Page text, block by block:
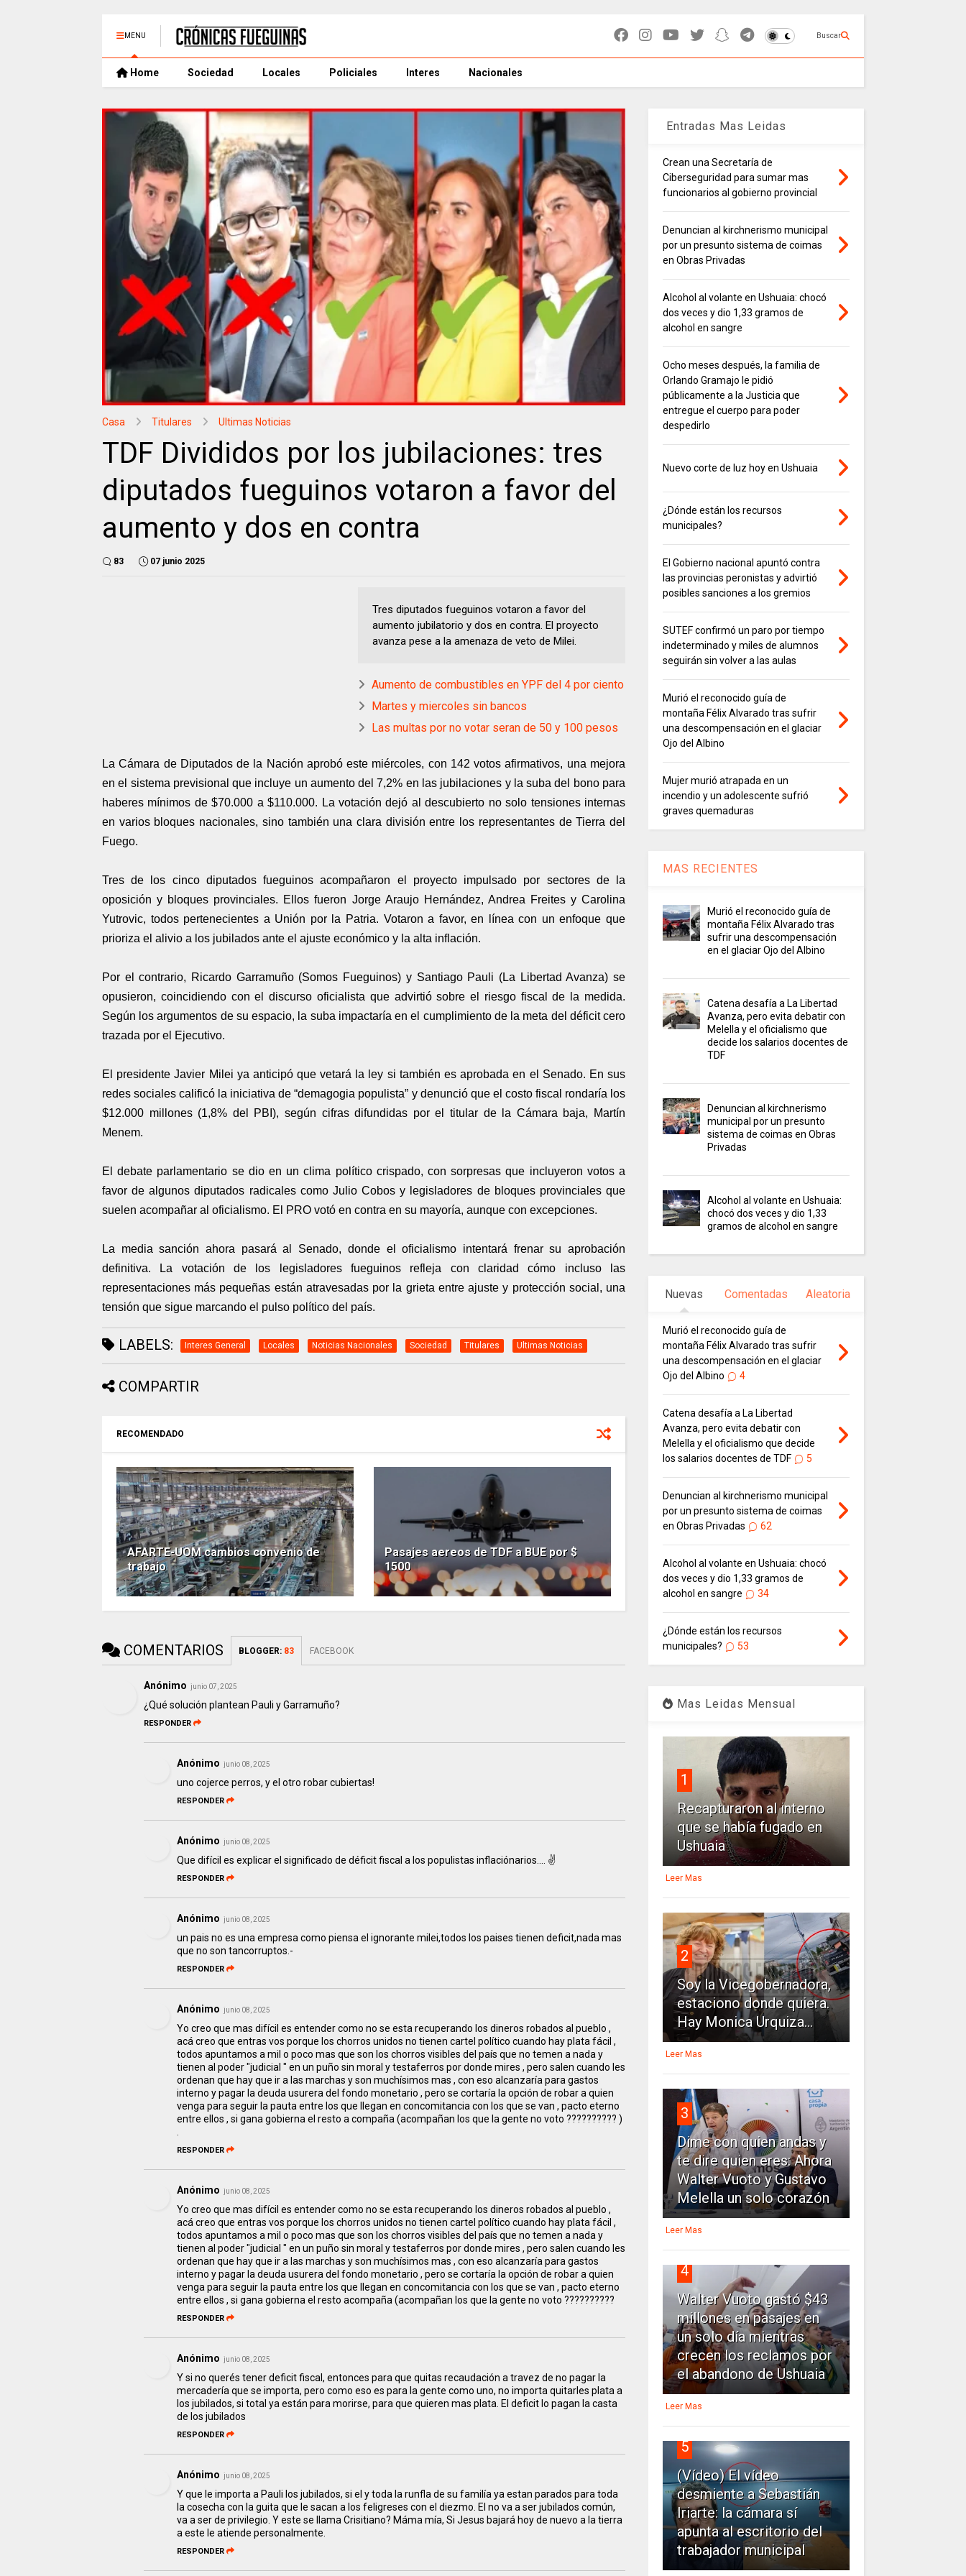
MENU Buscar
Home Sociedad Locales Policiales Interes Nacionales
Casa Titulares Ultimas Noticias
TDF Divididos por los jubilaciones: tres
diputados fueguinos votaron a favor del
aumento y dos en contra
83 07 junio 2025
Tres diputados fueguinos votaron a favor del
aumento jubilatorio y dos en contra. El proyecto
avanza pese a la amenaza de veto de Milei.
Aumento de combustibles en YPF del 4 por ciento
Martes y miercoles sin bancos
Las multas por no votar seran de 50 y 100 pesos
La Cámara de Diputados de la Nación aprobó este miércoles, con 142 votos afirmativos, una mejora
en el sistema previsional que incluye un aumento del 7,2% en las jubilaciones y la suba del bono para
haberes mínimos de $70.000 a $110.000. La votación dejó al descubierto no solo tensiones internas
en varios bloques nacionales, sino también una clara división entre los representantes de Tierra del
Fuego.
Tres de los cinco diputados fueguinos acompañaron el proyecto impulsado por sectores de la
oposición y bloques provinciales. Ellos fueron Jorge Araujo Hernández, Andrea Freites y Carolina
Yutrovic, todos pertenecientes a Unión por la Patria. Votaron a favor, en línea con un enfoque que
prioriza el alivio a los jubilados ante el ajuste económico y la alta inflación.
Por el contrario, Ricardo Garramuño (Somos Fueguinos) y Santiago Pauli (La Libertad Avanza) se
opusieron, coincidiendo con el discurso oficialista que advirtió sobre el riesgo fiscal de la medida.
Según los argumentos de su espacio, la suba impactaría en el cumplimiento de la meta del déficit cero
trazada por el Ejecutivo.
El presidente Javier Milei ya anticipó que vetará la ley si también es aprobada en el Senado. En sus
redes sociales calificó la iniciativa de “demagogia populista” y denunció que el costo fiscal rondaría los
$12.000 millones (1,8% del PBI), según cifras difundidas por el titular de la Cámara baja, Martín
Menem.
El debate parlamentario se dio en un clima político crispado, con sorpresas que incluyeron votos a
favor de algunos diputados radicales como Julio Cobos y legisladores de bloques provinciales que
suelen acompañar al oficialismo. El PRO votó en contra en su mayoría, aunque con excepciones.
La media sanción ahora pasará al Senado, donde el oficialismo intentará frenar su aprobación
definitiva. La votación de los legisladores fueguinos refleja con claridad cómo incluso las
representaciones más pequeñas están atravesadas por la grieta entre ajuste y protección social, una
tensión que sigue marcando el pulso político del país.
LABELS: Interes General Locales Noticias Nacionales Sociedad Titulares Ultimas Noticias
COMPARTIR
RECOMENDADO
AFARTE-UOM cambios convenio de
trabajo
Pasajes aereos de TDF a BUE por $
1500
COMENTARIOS BLOGGER: 83 FACEBOOK
Anónimo junio 07, 2025
¿Qué solución plantean Pauli y Garramuño?
RESPONDER
Anónimo junio 08, 2025
uno cojerce perros, y el otro robar cubiertas!
RESPONDER
Anónimo junio 08, 2025
Que difícil es explicar el significado de déficit fiscal a los populistas inflaciónarios.... ✌️
RESPONDER
Anónimo junio 08, 2025
un pais no es una empresa como piensa el ignorante milei,todos los paises tienen deficit,nada mas
que no son tancorruptos.-
RESPONDER
Anónimo junio 08, 2025
Yo creo que mas difícil es entender como no se esta recuperando los dineros robados al pueblo ,
acá creo que entras vos porque los chorros unidos no tienen cartel político cuando hay plata fácil ,
todos apuntamos a mil o poco mas que son los chorros visibles del país que no temen a nada y
tienen al poder "judicial " en un puño sin moral y testaferros por donde mires , pero salen cuando les
ordenan que hay que ir a las marchas y son muchísimos mas , con eso alcanzaría para gastos
interno y pagar la deuda usurera del fondo monetario , pero se cortaría la opción de robar a quien
venga para seguir la pauta entre los que llegan en concomitancia con los que se van , pacto eterno
entre ellos , si gana gobierna el resto a compaña (acompañan los que la gente no voto ?????????? )
RESPONDER
Anónimo junio 08, 2025
Yo creo que mas difícil es entender como no se esta recuperando los dineros robados al pueblo ,
acá creo que entras vos porque los chorros unidos no tienen cartel político cuando hay plata fácil ,
todos apuntamos a mil o poco mas que son los chorros visibles del país que no temen a nada y
tienen al poder "judicial " en un puño sin moral y testaferros por donde mires , pero salen cuando les
ordenan que hay que ir a las marchas y son muchísimos mas , con eso alcanzaría para gastos
interno y pagar la deuda usurera del fondo monetario , pero se cortaría la opción de robar a quien
venga para seguir la pauta entre los que llegan en concomitancia con los que se van , pacto eterno
entre ellos , si gana gobierna el resto acompaña (acompañan los que la gente no voto ??????????
RESPONDER
Anónimo junio 08, 2025
Y si no querés tener deficit fiscal, entonces para que quitas recaudación a travez de no pagar la
mercadería que se importa, pero como eso es para la gente como uno, no importa quitarles plata a
los jubilados, si total ya están para morirse, para que quieren mas plata. El deficit lo pagan la casta
de los jubilados
RESPONDER
Anónimo junio 08, 2025
Y que le importa a Pauli los jubilados, si el y toda la runfla de su familía ya estan parados para toda
la cosecha con la guita que le sacan a los feligreses con el diezmo. El no va a ser jubilados común,
va a ser de privilegio. Y este se llama Crisitiano? Máma mía, Si Jesus bajará hoy de nuevo a la tierra
a este le atiende personalmente.
RESPONDER
Entradas Mas Leidas
Crean una Secretaría de
Ciberseguridad para sumar mas
funcionarios al gobierno provincial
Denuncian al kirchnerismo municipal
por un presunto sistema de coimas
en Obras Privadas
Alcohol al volante en Ushuaia: chocó
dos veces y dio 1,33 gramos de
alcohol en sangre
Ocho meses después, la familia de
Orlando Gramajo le pidió
públicamente a la Justicia que
entregue el cuerpo para poder
despedirlo
Nuevo corte de luz hoy en Ushuaia
¿Dónde están los recursos
municipales?
El Gobierno nacional apuntó contra
las provincias peronistas y advirtió
posibles sanciones a los gremios
SUTEF confirmó un paro por tiempo
indeterminado y miles de alumnos
seguirán sin volver a las aulas
Murió el reconocido guía de
montaña Félix Alvarado tras sufrir
una descompensación en el glaciar
Ojo del Albino
Mujer murió atrapada en un
incendio y un adolescente sufrió
graves quemaduras
MAS RECIENTES
Murió el reconocido guía de
montaña Félix Alvarado tras
sufrir una descompensación
en el glaciar Ojo del Albino
Catena desafía a La Libertad
Avanza, pero evita debatir con
Melella y el oficialismo que
decide los salarios docentes de
TDF
Denuncian al kirchnerismo
municipal por un presunto
sistema de coimas en Obras
Privadas
Alcohol al volante en Ushuaia:
chocó dos veces y dio 1,33
gramos de alcohol en sangre
Nuevas Comentadas Aleatoria
Murió el reconocido guía de
montaña Félix Alvarado tras sufrir
una descompensación en el glaciar
Ojo del Albino
4
Catena desafía a La Libertad
Avanza, pero evita debatir con
Melella y el oficialismo que decide
los salarios docentes de TDF
5
Denuncian al kirchnerismo municipal
por un presunto sistema de coimas
en Obras Privadas
62
Alcohol al volante en Ushuaia: chocó
dos veces y dio 1,33 gramos de
alcohol en sangre
34
¿Dónde están los recursos
municipales?
53
Mas Leidas Mensual
1
Recapturaron al interno
que se había fugado en
Ushuaia
Leer Mas
2
Soy la Vicegobernadora,
estaciono donde quiera.
Hay Monica Urquiza...
Leer Mas
3
Dime con quien andas y
te dire quien eres: Ahora
Walter Vuoto y Gustavo
Melella un solo corazón
Leer Mas
4
Walter Vuoto gastó $43
millones en pasajes en
un solo día mientras
crecen los reclamos por
el abandono de Ushuaia
Leer Mas
5
(Vídeo) El vídeo
desmiente a Sebastián
Iriarte: la cámara sí
apunta al escritorio del
trabajador municipal